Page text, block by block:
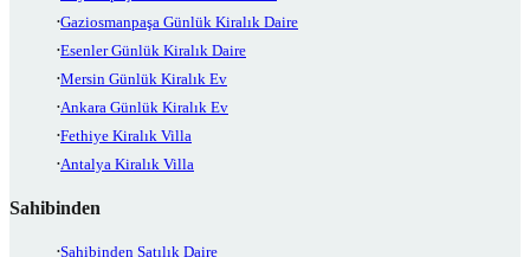
Gaziosmanpaşa Günlük Kiralık Daire
Esenler Günlük Kiralık Daire
Mersin Günlük Kiralık Ev
Ankara Günlük Kiralık Ev
Fethiye Kiralık Villa
Antalya Kiralık Villa
Sahibinden
Sahibinden Satılık Daire